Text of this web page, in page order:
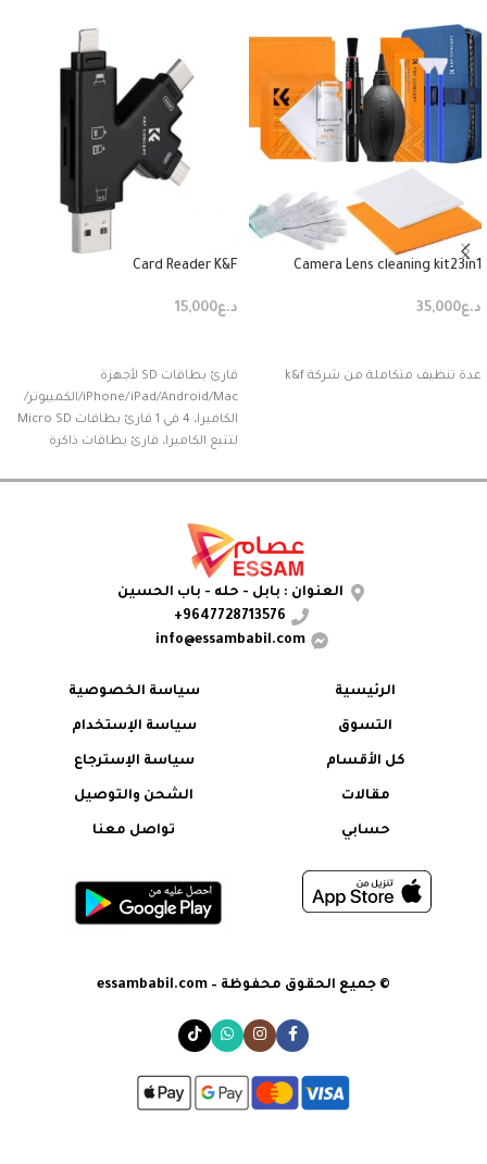
Camera Lens cleaning kit23in1
د.ع35,000
عدة تنظيف متكاملة من شركة k&f
Card Reader K&F
د.ع15,000
قارئ بطاقات SD لأجهزة
iPhone/iPad/Android/Mac/الكمبيوتر/
الكاميرا، 4 في 1 قارئ بطاقات Micro SD
لتتبع الكاميرا، قارئ بطاقات ذاكرة
بطاقات SD وMicro SD/T
العنوان : بابل - حله - باب الحسين
9647728713576+
info@essambabil.com
الرئيسية
التسوق
كل الأقسام
مقالات
حسابي
سياسة الخصوصية
سياسة الإستخدام
سياسة الإسترجاع
الشحن والتوصيل
تواصل معنا
© جميع الحقوق محفوظة – essambabil.com